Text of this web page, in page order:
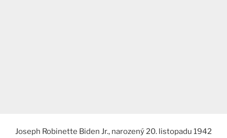
Joseph Robinette Biden Jr., narozený 20. listopadu 1942